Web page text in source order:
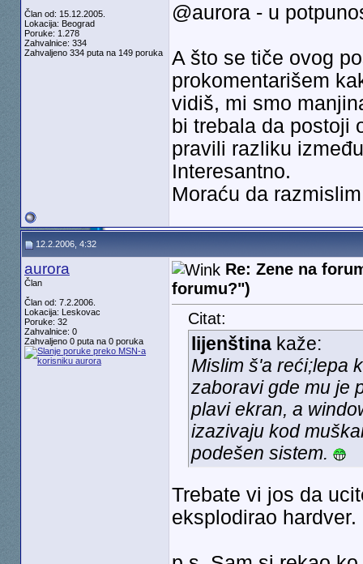
Član od: 15.12.2005.
Lokacija: Beograd
Poruke: 1.278
Zahvalnice: 334
Zahvaljeno 334 puta na 149 poruka
@aurora - u
A što se tiče ovog
prokomentarišem
vidiš, mi smo
bi trebala da postoji
pravili razliku
Interesantno.
Moraću da
12.2.2006, 4:32
aurora
Član
Član od: 7.2.2006.
Lokacija: Leskovac
Poruke: 32
Zahvalnice: 0
Zahvaljeno 0 puta na 0 poruka
Re: Zene na
forumu?")
Citat:
lijenštinakaže:
Mislim š'a reći;lepa
zaboravi gde mu je
plavi ekran, a
izazivaju kod
podešen sistem.
Trebate vi jos da
eksplodirao hardver.